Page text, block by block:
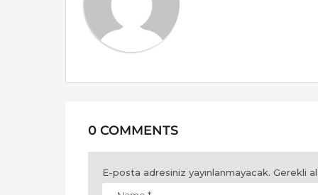
n
0 COMMENTS
E-posta adresiniz yayınlanmayacak. Gerekli